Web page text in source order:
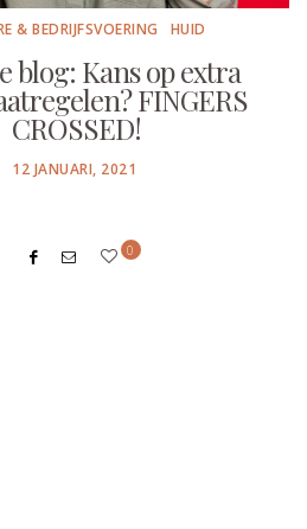
& BEDRIJFSVOERING HUID
blog: Kans op extra
FINGERS
CROSSED!
POSTED
12 JANUARI, 2021
0